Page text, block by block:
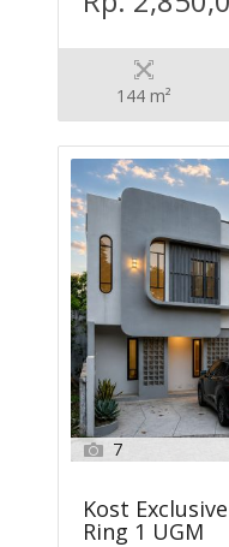
144 m²
7
Kost
Ring 1 UGM